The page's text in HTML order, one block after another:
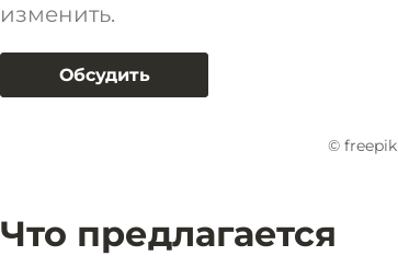
изменить.
Обсудить
© freepik
Что предлагается